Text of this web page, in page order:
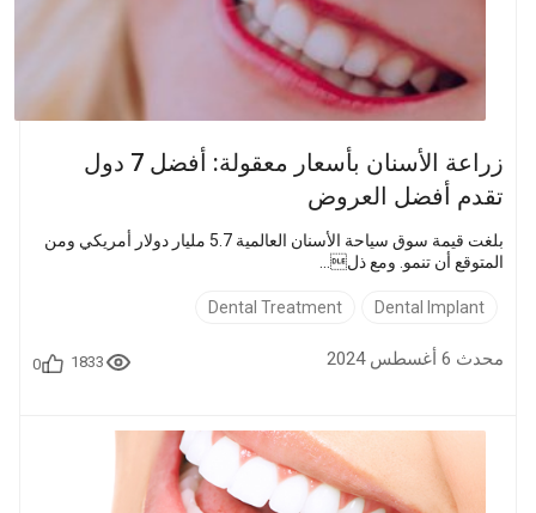
زراعة الأسنان بأسعار معقولة: أفضل 7 دول
تقدم أفضل العروض
بلغت قيمة سوق سياحة الأسنان العالمية 5.7 مليار دولار أمريكي ومن
المتوقع أن تنمو. ومع ذل...
Dental Implant
Dental Treatment
محدث 6 أغسطس 2024 1833
0